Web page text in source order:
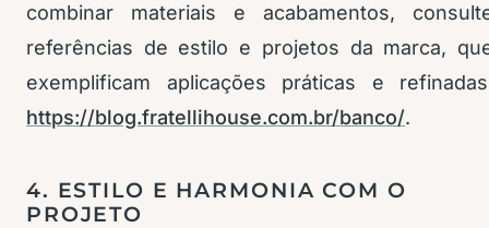
combinar materiais e acabamentos,
referências de estilo e projetos da marca,
exemplificam aplicações práticas e
https://blog.fratellihouse.com.br/banco/.
4. ESTILO E HARMONIA COM O
PROJETO